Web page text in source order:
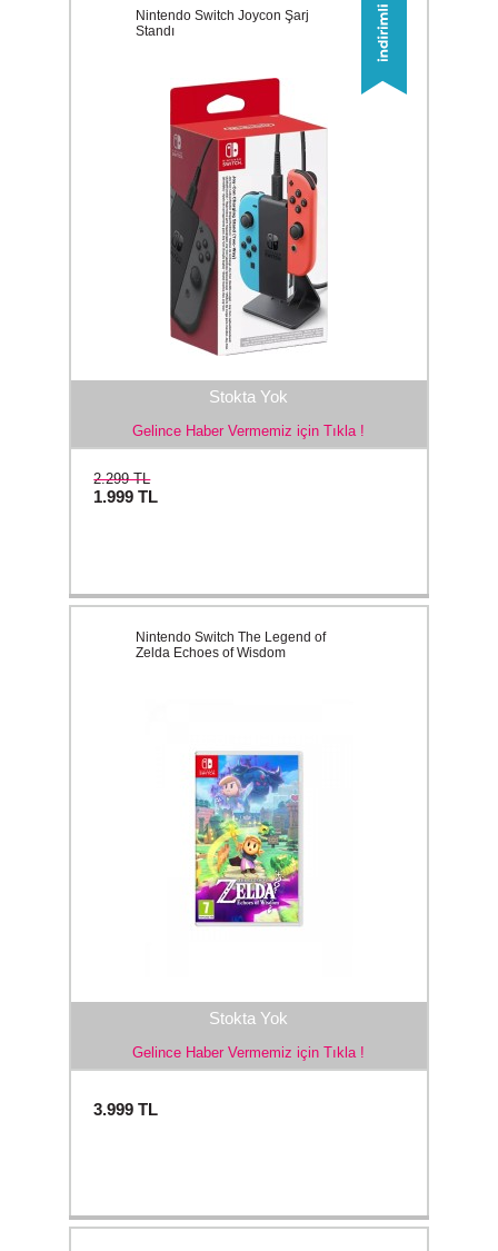
Stokta Yok
Gelince Haber Vermemiz için Tıkla !
Nintendo Switch Joycon Şarj
Standı
2.299 TL
1.999TL
Stokta Yok
Gelince Haber Vermemiz için Tıkla !
Nintendo Switch The Legend of
Zelda Echoes of Wisdom
3.999TL